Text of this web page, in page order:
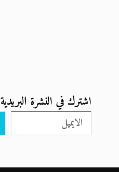
اشترك في النشرة البريدية